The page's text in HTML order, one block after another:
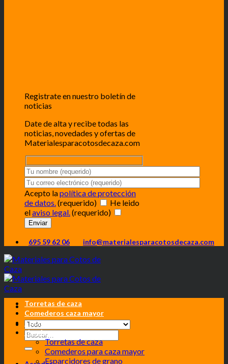
Registrate en nuestro boletín de
noticias
Date de alta y recibe todas las
noticias, novedades y ofertas de
Materialesparacotosdecaza.com
Acepto lapolítica de protección
de datos. (requerido)
He leido
elaviso legal. (requerido)
695 59 62 06 info@materialesparacotosdecaza.com
Torretas de caza
Comederos caza mayor
Esparcidores grano
tienda
Torretas de caza
Comederos para caza mayor
Esparcidores de grano